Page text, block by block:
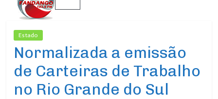
Estado
Normalizada a emissão
de Carteiras de Trabalho
no Rio Grande do Sul